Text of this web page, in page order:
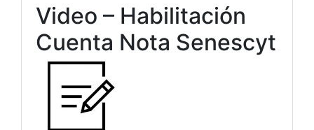
Video – Habilitación
Cuenta Nota Senescyt